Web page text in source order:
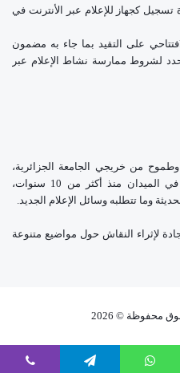
شهادة تسجيل كجهاز للإعلام عبر الأنترنت في
على التقيد بما جاء به مضمون
لشروط ممارسة نشاط الإعلام عبر
من خريجي الجامعة الجزائرية،
مدعمين بكفاءات صحفية تملك خبرة في الميدان منذ أكثر من 10 سنوات،
وما تتطلبه وسائل الإعلام الجديد.
لإثراء النقاش حول مواضيع متنوعة
محفوظة © 2026